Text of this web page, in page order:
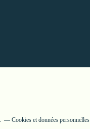
Cookies et données personnelles